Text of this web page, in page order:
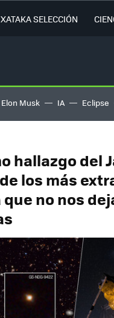
XATAKA SELECCIÓN
DE
Elon Musk IA Eclipse
hallazgo del
los más
no nos